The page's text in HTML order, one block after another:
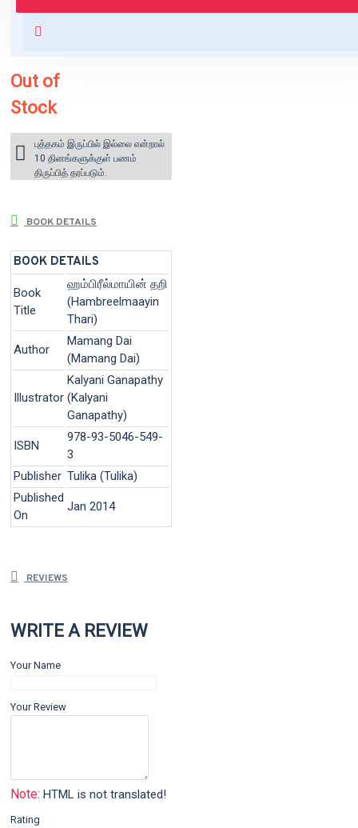
for orders above ₹1000 within
Out of
Stock
புத்தகம் இருப்பில் இல்லை என்றால்
10 தினங்களுக்குள் பணம்
திருப்பித் தரப்படும்.
BOOK DETAILS
BOOK DETAILS
Book
Title
ஹம்பிரீல்மாயின் தறி
(Hambreelmaayin
Thari)
Author
Mamang Dai
(Mamang Dai)
Illustrator
Kalyani Ganapathy
(Kalyani
Ganapathy)
ISBN
978-93-5046-549-
3
Publisher Tulika (Tulika)
Published
On
Jan 2014
REVIEWS
WRITE A REVIEW
Your Name
Your Review
Note: HTML is not translated!
Rating